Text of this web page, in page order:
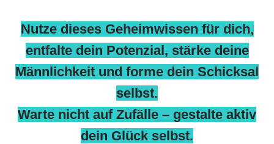
Nutze dieses Geheimwissen für dich,
entfalte dein Potenzial, stärke deine
Männlichkeit und forme dein Schicksal
selbst.
Warte nicht auf Zufälle – gestalte aktiv
dein Glück selbst.